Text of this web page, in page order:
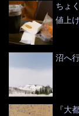
ちょ
値上
沼へ
『大